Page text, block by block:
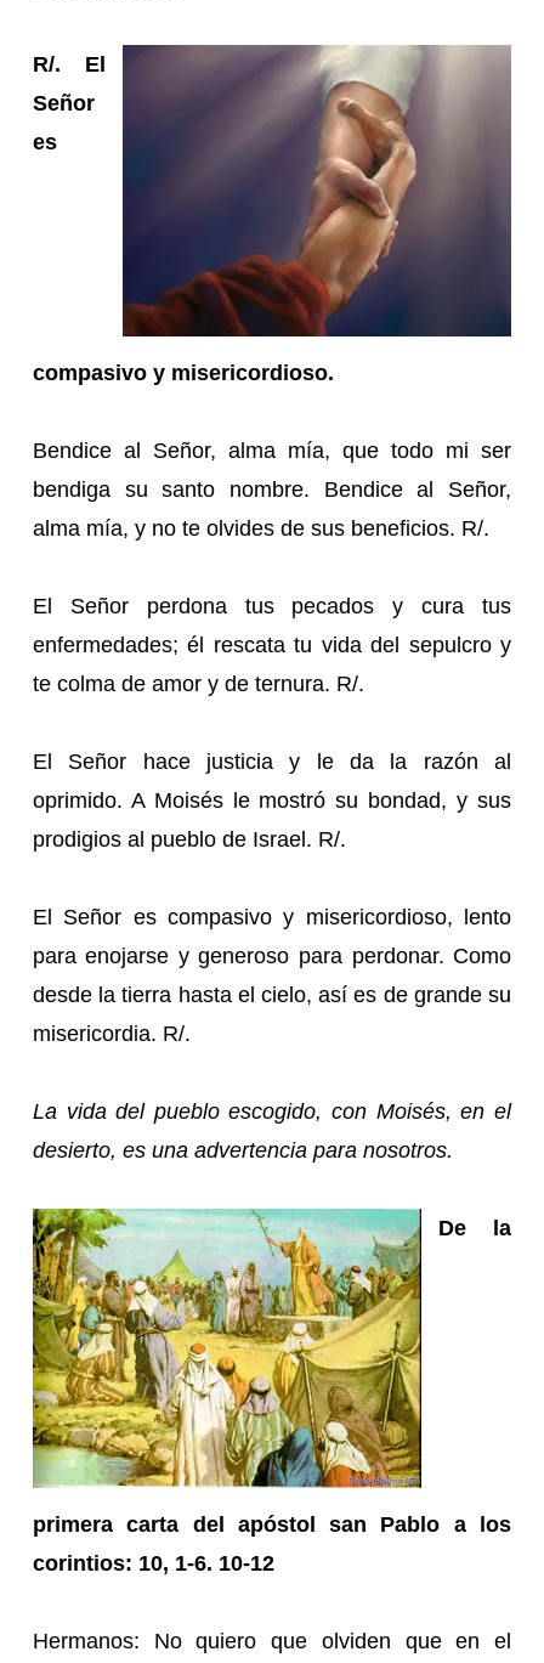
R/. El
Señor
es
compasivo y misericordioso.
Bendice al Señor, alma mía, que todo mi ser
bendiga su santo nombre. Bendice al Señor,
alma mía, y no te olvides de sus beneficios. R/.
El Señor perdona tus pecados y cura tus
enfermedades; él rescata tu vida del sepulcro y
te colma de amor y de ternura. R/.
El Señor hace justicia y le da la razón al
oprimido. A Moisés le mostró su bondad, y sus
prodigios al pueblo de Israel. R/.
El Señor es compasivo y misericordioso, lento
para enojarse y generoso para perdonar. Como
desde la tierra hasta el cielo, así es de grande su
misericordia. R/.
La vida del pueblo escogido, con Moisés, en el
desierto, es una advertencia para nosotros.
De la
primera carta del apóstol san Pablo a los
corintios: 10, 1-6. 10-12
Hermanos: No quiero que olviden que en el